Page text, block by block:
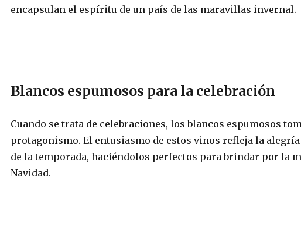
encapsulan el espíritu de un país de las maravillas invernal.
Blancos espumosos para la celebración
Cuando se trata de celebraciones, los blancos espumosos
protagonismo. El entusiasmo de estos vinos refleja la
de la temporada, haciéndolos perfectos para brindar por la
Navidad.